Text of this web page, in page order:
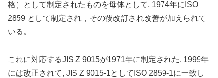
格）として制定されたものを母体として, 1974年にISO
2859 として制定され，その後改訂され改善が加えられて
いる。
これに対応するJIS Z 9015が1971年に制定された. 1999年
には改正されて, JIS Z 9015-1としてISO 2859-1に一致し